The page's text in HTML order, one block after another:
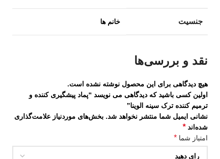
جنسیت خانم ها
نقد و بررسی‌ها
هیچ دیدگاهی برای این محصول نوشته نشده است.
اولین کسی باشید که دیدگاهی می نویسد “پماد پیشگیری کننده و
ترمیم کننده ترک سینه الوینا”
نشانی ایمیل شما منتشر نخواهد شد. بخش‌های موردنیاز علامت‌گذاری
شده‌اند *
امتیاز شما *